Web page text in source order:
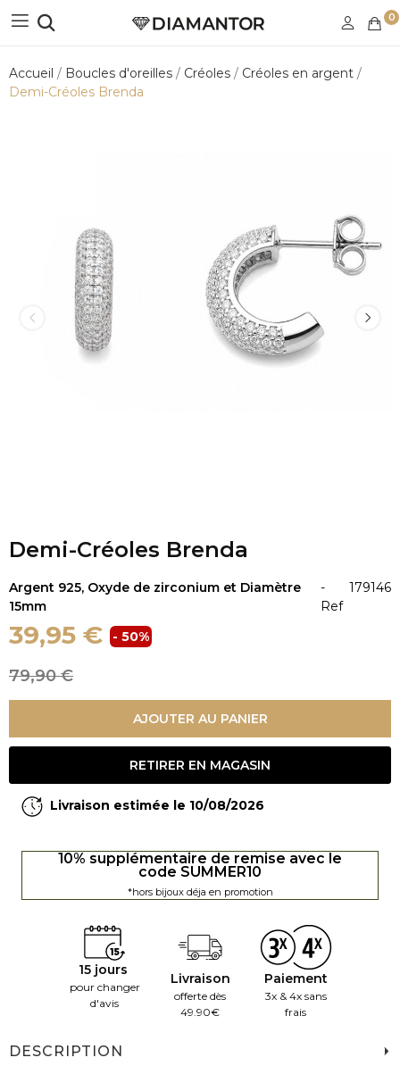
0
Accueil Boucles d'oreilles Créoles
Créoles en argent
Demi-Créoles Brenda
Demi-Créoles Brenda
Argent 925, Oxyde de zirconium et Diamètre
15mm
-
Ref
179146
39,95 € - 50%
79,90 €
AJOUTER AU PANIER
RETIRER EN MAGASIN
Livraison estimée le 10/08/2026
10% supplémentaire de remise avec le
code SUMMER10
*hors bijoux déja en promotion
15 jours
pour changer
d'avis
Livraison
offerte dès
49.90€
Paiement
3x & 4x sans
frais
DESCRIPTION